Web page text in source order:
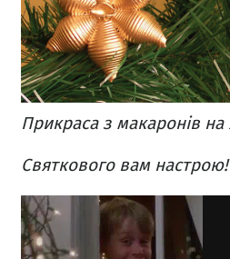
Прикраса з макаронів на
Святкового вам настрою!